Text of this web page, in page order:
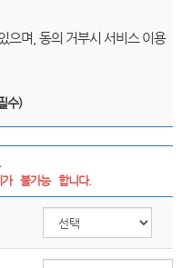
으며, 동의 거부시 서비스 이용
수)
불가능   합니다.